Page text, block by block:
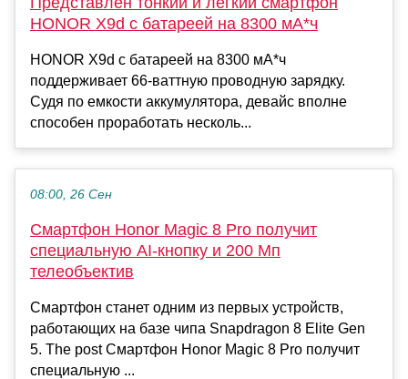
HONOR X9d с батареей на 8300 мА*ч
HONOR X9d с батареей на 8300 мА*ч
поддерживает 66-ваттную проводную зарядку.
Судя по емкости аккумулятора, девайс вполне
способен проработать несколь...
08:00, 26 Сен
Смартфон Honor Magic 8 Pro получит
специальную AI-кнопку и 200 Мп
телеобъектив
Смартфон станет одним из первых устройств,
работающих на базе чипа Snapdragon 8 Elite Gen
5. The post Смартфон Honor Magic 8 Pro получит
специальную ...